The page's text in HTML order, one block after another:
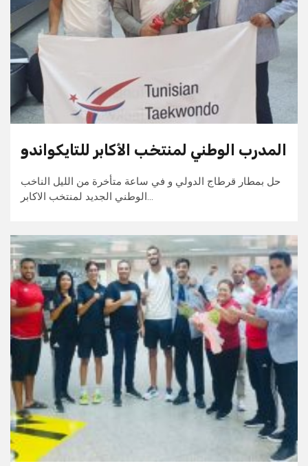
المدرب الوطني لمنتخب الأكابر للتايكواندو
حل بمطار قرطاج الدولي و في ساعة متأخرة من الليل الناخب
الوطني الجديد لمنتخب الاكابر…